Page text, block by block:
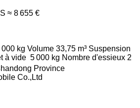
≈ 8 655 €
000 kg Volume 33,75 m³ Suspension
à vide 5 000 kg Nombre d'essieux 2
Province
Co.,Ltd